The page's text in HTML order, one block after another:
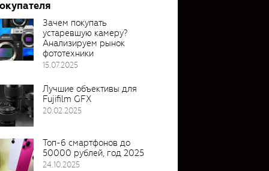
Зачем покупать
устаревшую камеру?
Анализируем рынок
фототехники
15.07.2025
Лучшие объективы для
Fujifilm GFX
20.02.2025
Топ-6 смартфонов до
50000 рублей, год 2025
24.10.2025